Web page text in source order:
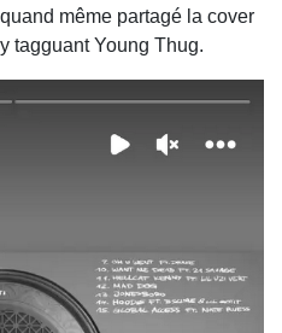
même partagé la cover
tagguant Young Thug.